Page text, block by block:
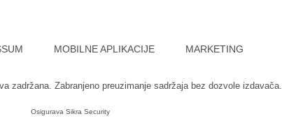
MOBILNE APLIKACIJE MARKETING
zadržana. Zabranjeno preuzimanje sadržaja bez dozvole izdavača.
Osigurava Sikra Security